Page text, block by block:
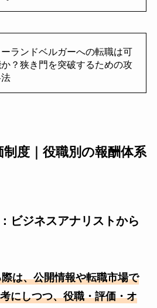
ーランドベルガーへの転職は可
？狭き門を突破するための攻
度｜役職別の報酬体系
ビジネスアナリストから
は、公開情報や転職市場で
にしつつ、役職・評価・オ